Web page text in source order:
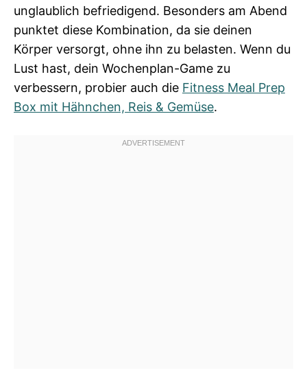
unglaublich befriedigend. Besonders am Abend
punktet diese Kombination, da sie deinen
Körper versorgt, ohne ihn zu belasten. Wenn du
Lust hast, dein Wochenplan-Game zu
verbessern, probier auch die Fitness Meal Prep
Box mit Hähnchen, Reis & Gemüse.